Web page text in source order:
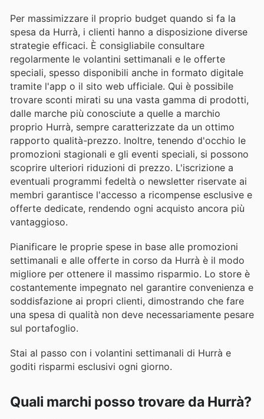
Per massimizzare il proprio budget quando si fa la
spesa da Hurrà, i clienti hanno a disposizione diverse
strategie efficaci. È consigliabile consultare
regolarmente le volantini settimanali e le offerte
speciali, spesso disponibili anche in formato digitale
tramite l'app o il sito web ufficiale. Qui è possibile
trovare sconti mirati su una vasta gamma di prodotti,
dalle marche più conosciute a quelle a marchio
proprio Hurrà, sempre caratterizzate da un ottimo
rapporto qualità-prezzo. Inoltre, tenendo d'occhio le
promozioni stagionali e gli eventi speciali, si possono
scoprire ulteriori riduzioni di prezzo. L'iscrizione a
eventuali programmi fedeltà o newsletter riservate ai
membri garantisce l'accesso a ricompense esclusive e
offerte dedicate, rendendo ogni acquisto ancora più
vantaggioso.
Pianificare le proprie spese in base alle promozioni
settimanali e alle offerte in corso da Hurrà è il modo
migliore per ottenere il massimo risparmio. Lo store è
costantemente impegnato nel garantire convenienza e
soddisfazione ai propri clienti, dimostrando che fare
una spesa di qualità non deve necessariamente pesare
sul portafoglio.
Stai al passo con i volantini settimanali di Hurrà e
goditi risparmi esclusivi ogni giorno.
Quali marchi posso trovare da Hurrà?